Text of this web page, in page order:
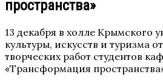
пространства»
13 декабря в холле Крымского
культуры, искусств и туризма
творческих работ студентов
«Трансформация